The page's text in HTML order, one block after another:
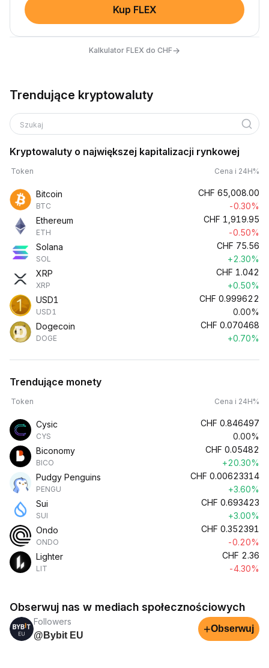
Kup FLEX
Kalkulator FLEX do CHF→
Trendujące kryptowaluty
Szukaj
Kryptowaluty o największej kapitalizacji rynkowej
Token Cena i 24H%
Bitcoin
BTC
CHF 65,008.00
-0.30%
Ethereum
ETH
CHF 1,919.95
-0.50%
Solana
SOL
CHF 75.56
+2.30%
XRP
XRP
CHF 1.042
+0.50%
USD1
USD1
CHF 0.999622
0.00%
Dogecoin
DOGE
CHF 0.070468
+0.70%
Trendujące monety
Token Cena i 24H%
Cysic
CYS
CHF 0.846497
0.00%
Biconomy
BICO
CHF 0.05482
+20.30%
Pudgy Penguins
PENGU
CHF 0.00623314
+3.60%
Sui
SUI
CHF 0.693423
+3.00%
Ondo
ONDO
CHF 0.352391
-0.20%
Lighter
LIT
CHF 2.36
-4.30%
Obserwuj nas w mediach społecznościowych
Followers
@Bybit EU
+Obserwuj